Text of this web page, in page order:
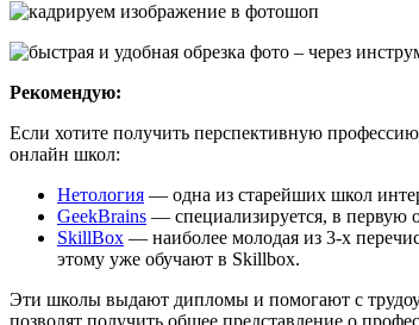
Рекомендую:
Если хотите получить перспективную
онлайн школ:
Нетология — одна из старейших школ
GeekBrains — специализируется, в первую
SkillBox — наиболее молодая из 3-х
этому уже обучают в Skillbox.
Эти школы выдают дипломы и помогают с
позволят получить общее представление о